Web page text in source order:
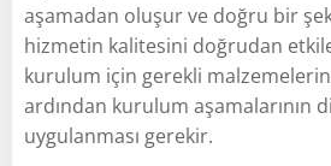
aşamadan oluşur ve doğru bir
hizmetin kalitesini doğrudan
kurulum için gerekli
ardından kurulum aşamalarının
uygulanması gerekir.